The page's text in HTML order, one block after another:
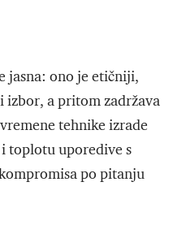
jasna: ono je etičniji,
a pritom zadržava
tehnike izrade
toplotu uporedive s
po pitanju